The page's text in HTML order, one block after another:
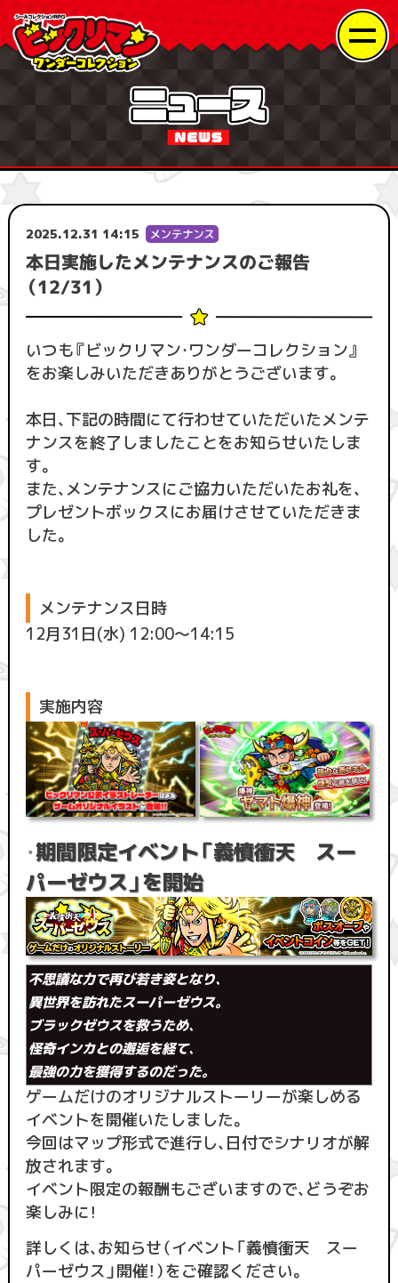
2025.12.31 14:15
本日実施したメンテナンスのご報告
（12/31）
いつも『ビックリマン・ワンダーコレクション』
をお楽しみいただきありがとうございます。
本日、下記の時間にて行わせていただいたメンテ
ナンスを終了しましたことをお知らせいたしま
す。
また、メンテナンスにご協力いただいたお礼を、
プレゼントボックスにお届けさせていただきま
した。
メンテナンス日時
12月31日(水) 12:00〜14:15
実施内容
・期間限定イベント「義憤衝天 スー
パーゼウス」を開始
不思議な力で再び若き姿となり、
異世界を訪れたスーパーゼウス。
ブラックゼウスを救うため、
怪奇インカとの邂逅を経て、
最強の力を獲得するのだった。
ゲームだけのオリジナルストーリーが楽しめる
イベントを開催いたしました。
今回はマップ形式で進行し、日付でシナリオが解
放されます。
イベント限定の報酬もございますので、どうぞお
楽しみに！
詳しくは、お知らせ（イベント「義憤衝天 スー
パーゼウス」開催！）をご確認ください。